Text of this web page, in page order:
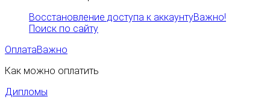
Восстановление доступа к аккаунтуВажно!
Поиск по сайту
ОплатаВажно
Как можно оплатить
Дипломы